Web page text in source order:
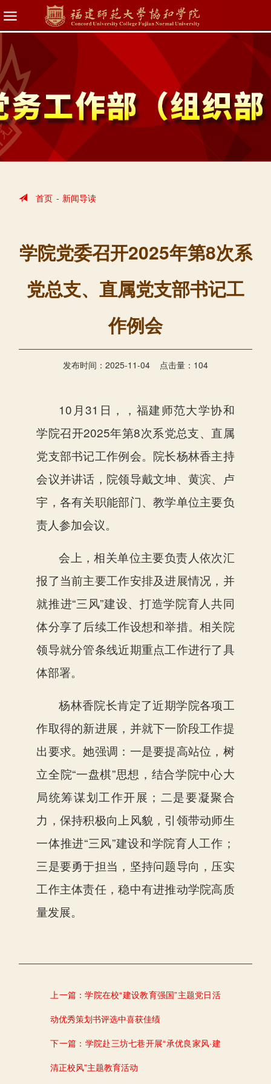
首页 - 新闻导读
学院党委召开2025年第8次系
党总支、直属党支部书记工
作例会
发布时间：2025-11-04 点击量： 104
10月31日，
，福建师范大学协和
学院召开2025年第8次系党总支、直属
党支部书记工作例会。 院长杨林香主持
会议并讲话，院领导戴文坤、黄滨、卢
宇，各有关职能部门、教学单位主要负
责人参加会议。
会上，相关单位主要负责人依次汇
报了当前主要工作安排及进展情况，并
就推进“三风”建设、打造学院育人共同
体分享了后续工作设想和举措。相关院
领导就分管条线近期重点工作进行了具
体部署。
杨林香院长肯定了近期学院各项工
作取得的新进展，并就下一阶段工作提
出要求。她强调：一是要提高站位，树
立全院“一盘棋”思想，结合学院中心大
局统筹谋划工作开展；二是要凝聚合
力，保持积极向上风貌，引领带动师生
一体推进“三风”建设和学院育人工作；
三是要勇于担当，坚持问题导向，压实
工作主体责任，稳中有进推动学院高质
量发展。
上一篇：学院在校“建设教育强国”主题党日活
动优秀策划书评选中喜获佳绩
下一篇： 学院赴三坊七巷开展“承优良家风·建
清正校风”主题教育活动